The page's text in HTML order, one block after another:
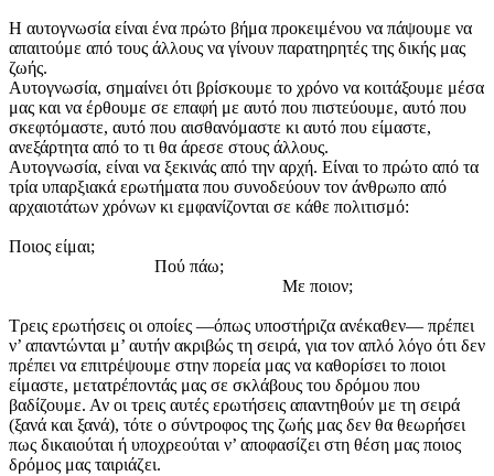
Η αυτογνωσία είναι ένα πρώτο βήμα προκειμένου να πάψουμε να
απαιτούμε από τους άλλους να γίνουν παρατηρητές της δικής μας
ζωής.
Αυτογνωσία, σημαίνει ότι βρίσκουμε το χρόνο να κοιτάξουμε μέσα
μας και να έρθουμε σε επαφή με αυτό που πιστεύουμε, αυτό που
σκεφτόμαστε, αυτό που αισθανόμαστε κι αυτό που είμαστε,
ανεξάρτητα από το τι θα άρεσε στους άλλους.
Αυτογνωσία, είναι να ξεκινάς από την αρχή. Είναι το πρώτο από τα
τρία υπαρξιακά ερωτήματα που συνοδεύουν τον άνθρωπο από
αρχαιοτάτων χρόνων κι εμφανίζονται σε κάθε πολιτισμό:
Ποιος είμαι;
Πού πάω;
Με ποιον;
Τρεις ερωτήσεις οι οποίες —όπως υποστήριζα ανέκαθεν— πρέπει
ν’ απαντώνται μ’ αυτήν ακριβώς τη σειρά, για τον απλό λόγο ότι δεν
πρέπει να επιτρέψουμε στην πορεία μας να καθορίσει το ποιοι
είμαστε, μετατρέποντάς μας σε σκλάβους του δρόμου που
βαδίζουμε. Αν οι τρεις αυτές ερωτήσεις απαντηθούν με τη σειρά
(ξανά και ξανά), τότε ο σύντροφος της ζωής μας δεν θα θεωρήσει
πως δικαιούται ή υποχρεούται ν’ αποφασίζει στη θέση μας ποιος
δρόμος μας ταιριάζει.